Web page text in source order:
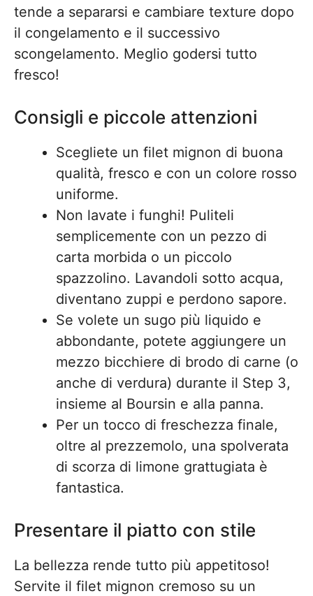
tende a separarsi e cambiare texture dopo
il congelamento e il successivo
scongelamento. Meglio godersi tutto
fresco!
Consigli e piccole attenzioni
Scegliete un filet mignon di buona
qualità, fresco e con un colore rosso
uniforme.
Non lavate i funghi! Puliteli
semplicemente con un pezzo di
carta morbida o un piccolo
spazzolino. Lavandoli sotto acqua,
diventano zuppi e perdono sapore.
Se volete un sugo più liquido e
abbondante, potete aggiungere un
mezzo bicchiere di brodo di carne (o
anche di verdura) durante il Step 3,
insieme al Boursin e alla panna.
Per un tocco di freschezza finale,
oltre al prezzemolo, una spolverata
di scorza di limone grattugiata è
fantastica.
Presentare il piatto con stile
La bellezza rende tutto più appetitoso!
Servite il filet mignon cremoso su un